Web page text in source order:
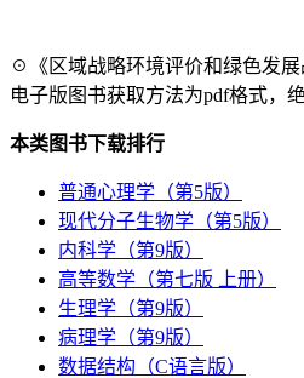
☉《区域战略环境评价和绿色发展
电子版图书获取方法为pdf格式，
本类图书下载排行
普通心理学（第5版）
现代分子生物学（第5版）
内科学（第9版）
高等数学（第七版 上册）
生理学（第9版）
病理学（第9版）
数据结构（C语言版）